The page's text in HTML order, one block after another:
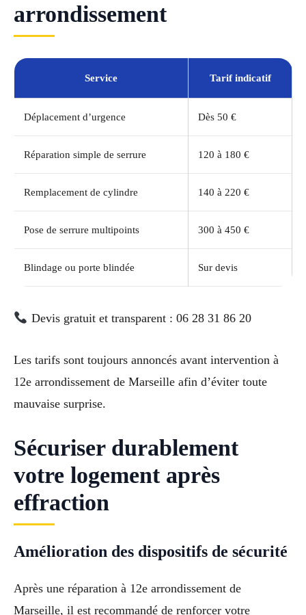
arrondissement
Service Tarif indicatif
Déplacement d’urgence Dès 50 €
Réparation simple de serrure 120 à 180 €
Remplacement de cylindre 140 à 220 €
Pose de serrure multipoints 300 à 450 €
Blindage ou porte blindée Sur devis
Devis gratuit et transparent : 06 28 31 86 20
Les tarifs sont toujours annoncés avant intervention à
12e arrondissement de Marseille afin d’éviter toute
mauvaise surprise.
Sécuriser durablement
votre logement après
effraction
Amélioration des dispositifs de sécurité
Après une réparation à 12e arrondissement de
Marseille, il est recommandé de renforcer votre